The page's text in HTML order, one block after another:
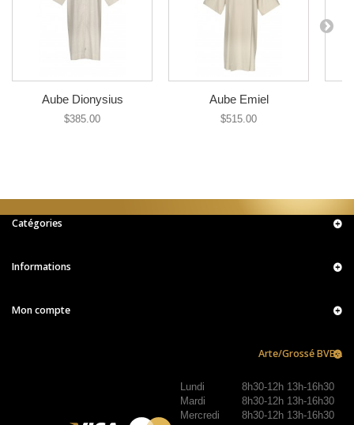
Aube Dionysius
$385.00
Aube Emiel
$515.00
Catégories
Informations
Mon compte
Arte/Grossé BVBA
Lundi
Mardi
Mercredi
8h30-12h 13h-16h30
8h30-12h 13h-16h30
8h30-12h 13h-16h30